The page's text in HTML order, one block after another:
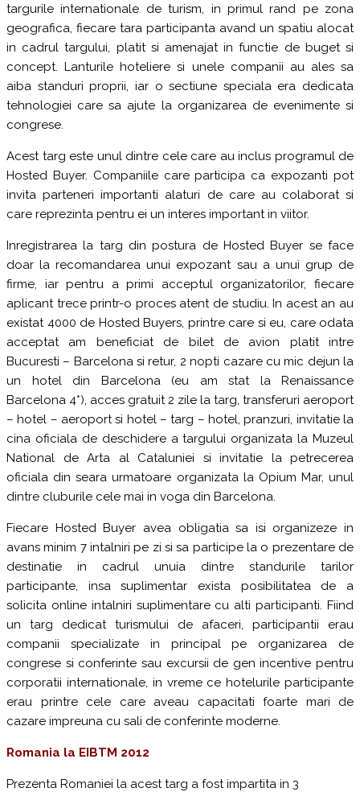
targurile internationale de turism, in primul rand pe zona
geografica, fiecare tara participanta avand un spatiu alocat
in cadrul targului, platit si amenajat in functie de buget si
concept. Lanturile hoteliere si unele companii au ales sa
aiba standuri proprii, iar o sectiune speciala era dedicata
tehnologiei care sa ajute la organizarea de evenimente si
congrese.
Acest targ este unul dintre cele care au inclus programul de
Hosted Buyer. Companiile care participa ca expozanti pot
invita parteneri importanti alaturi de care au colaborat si
care reprezinta pentru ei un interes important in viitor.
Inregistrarea la targ din postura de Hosted Buyer se face
doar la recomandarea unui expozant sau a unui grup de
firme, iar pentru a primi acceptul organizatorilor, fiecare
aplicant trece printr-o proces atent de studiu. In acest an au
existat 4000 de Hosted Buyers, printre care si eu, care odata
acceptat am beneficiat de bilet de avion platit intre
Bucuresti – Barcelona si retur, 2 nopti cazare cu mic dejun la
un hotel din Barcelona (eu am stat la Renaissance
Barcelona 4*), acces gratuit 2 zile la targ, transferuri aeroport
– hotel – aeroport si hotel – targ – hotel, pranzuri, invitatie la
cina oficiala de deschidere a targului organizata la Muzeul
National de Arta al Cataluniei si invitatie la petrecerea
oficiala din seara urmatoare organizata la Opium Mar, unul
dintre cluburile cele mai in voga din Barcelona.
Fiecare Hosted Buyer avea obligatia sa isi organizeze in
avans minim 7 intalniri pe zi si sa participe la o prezentare de
destinatie in cadrul unuia dintre standurile tarilor
participante, insa suplimentar exista posibilitatea de a
solicita online intalniri suplimentare cu alti participanti. Fiind
un targ dedicat turismului de afaceri, participantii erau
companii specializate in principal pe organizarea de
congrese si conferinte sau excursii de gen incentive pentru
corporatii internationale, in vreme ce hotelurile participante
erau printre cele care aveau capacitati foarte mari de
cazare impreuna cu sali de conferinte moderne.
Romania la EIBTM 2012
Prezenta Romaniei la acest targ a fost impartita in 3